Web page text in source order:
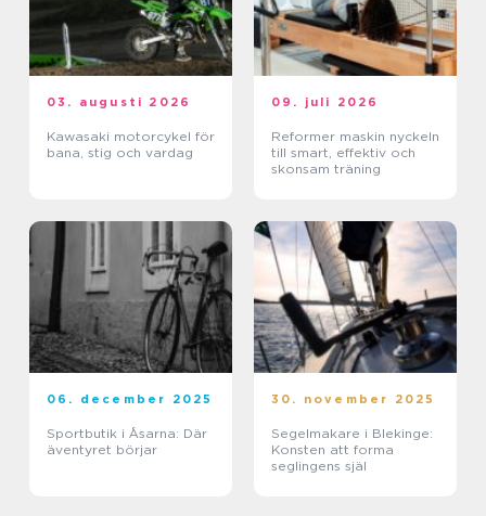
03. augusti 2026
Kawasaki motorcykel för
bana, stig och vardag
09. juli 2026
Reformer maskin nyckeln
till smart, effektiv och
skonsam träning
06. december 2025
Sportbutik i Åsarna: Där
äventyret börjar
30. november 2025
Segelmakare i Blekinge:
Konsten att forma
seglingens själ